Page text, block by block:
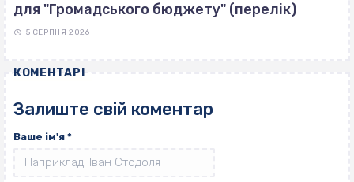
для "Громадського бюджету" (перелік)
5 СЕРПНЯ 2026
КОМЕНТАРІ
Залиште свій коментар
Ваше ім'я *